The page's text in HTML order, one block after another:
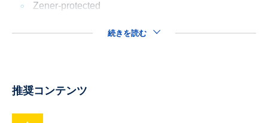
Zener-protected
続きを読む
推奨コンテンツ